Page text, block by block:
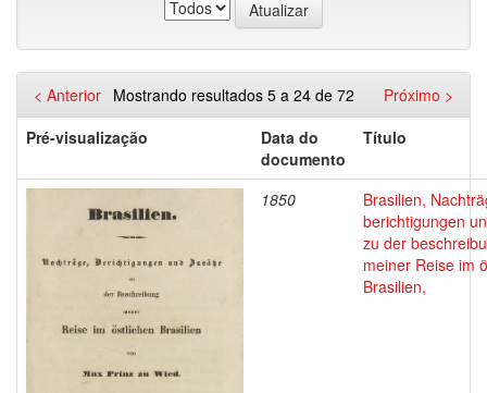
Mostrando resultados 5 a 24 de 72
< Anterior
Próximo >
Pré-visualização
Data do
documento
Título
1850
Brasilien,
berichtigungen
zu der
meiner Reise im
Brasilien,